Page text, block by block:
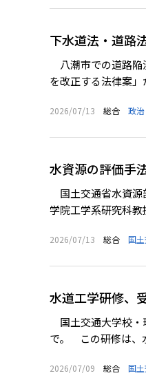
下水道法・道路
八潮市での道路陥
を改正する法律案
2026/07/13 総合 政治
水資源の評価手
国土交通省水資源
学院工学系研究科
2026/07/13 総合 国
水道工学研修、
国土交通大学校・
で。 この研修は、
2026/07/09 総合 国